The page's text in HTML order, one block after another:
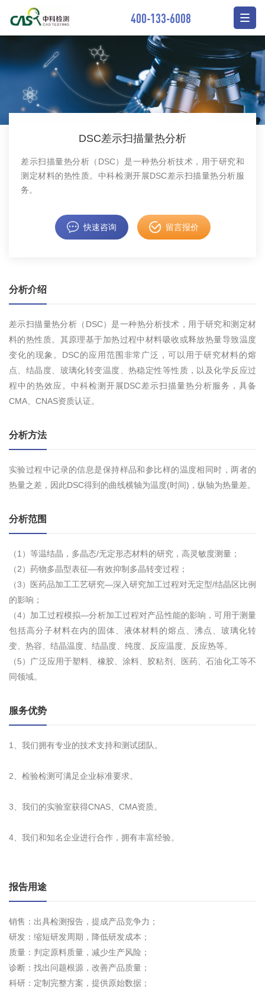
400-133-6008
DSC差示扫描量热分析
差示扫描量热分析（DSC）是一种热分析技术，用于研究和
测定材料的热性质。中科检测开展DSC差示扫描量热分析服
务。
快速咨询 留言报价
分析介绍
差示扫描量热分析（DSC）是一种热分析技术，用于研究和测定材
料的热性质。其原理基于加热过程中材料吸收或释放热量导致温度
变化的现象。DSC的应用范围非常广泛，可以用于研究材料的熔
点、结晶度、玻璃化转变温度、热稳定性等性质，以及化学反应过
程中的热效应。中科检测开展DSC差示扫描量热分析服务，具备
CMA、CNAS资质认证。
分析方法
实验过程中记录的信息是保持样品和参比样的温度相同时，两者的
热量之差，因此DSC得到的曲线横轴为温度(时间)，纵轴为热量差。
分析范围
（1）等温结晶，多晶态/无定形态材料的研究，高灵敏度测量；
（2）药物多晶型表征—有效抑制多晶转变过程；
（3）医药品加工工艺研究—深入研究加工过程对无定型/结晶区比例
的影响；
（4）加工过程模拟—分析加工过程对产品性能的影响，可用于测量
包括高分子材料在内的固体、液体材料的熔点、沸点、玻璃化转
变、热容、结晶温度、结晶度、纯度、反应温度、反应热等。
（5）广泛应用于塑料、橡胶、涂料、胶粘剂、医药、石油化工等不
同领域。
服务优势
1、我们拥有专业的技术支持和测试团队。
2、检验检测可满足企业标准要求。
3、我们的实验室获得CNAS、CMA资质。
4、我们和知名企业进行合作，拥有丰富经验。
报告用途
销售：出具检测报告，提成产品竞争力；
研发：缩短研发周期，降低研发成本；
质量：判定原料质量，减少生产风险；
诊断：找出问题根源，改善产品质量；
科研：定制完整方案，提供原始数据；